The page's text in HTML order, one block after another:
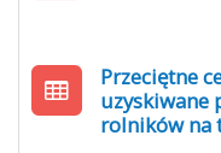
Przeciętne
uzyskiwane
rolników na